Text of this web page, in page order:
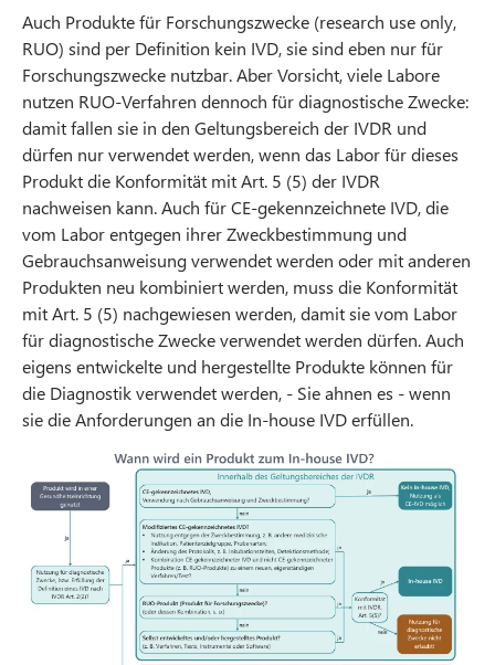
Auch Produkte für Forschungszwecke (research use only,
RUO) sind per Definition kein IVD, sie sind eben nur für
Forschungszwecke nutzbar. Aber Vorsicht, viele Labore
nutzen RUO-Verfahren dennoch für diagnostische Zwecke:
damit fallen sie in den Geltungsbereich der IVDR und
dürfen nur verwendet werden, wenn das Labor für dieses
Produkt die Konformität mit Art. 5 (5) der IVDR
nachweisen kann. Auch für CE-gekennzeichnete IVD, die
vom Labor entgegen ihrer Zweckbestimmung und
Gebrauchsanweisung verwendet werden oder mit anderen
Produkten neu kombiniert werden, muss die Konformität
mit Art. 5 (5) nachgewiesen werden, damit sie vom Labor
für diagnostische Zwecke verwendet werden dürfen. Auch
eigens entwickelte und hergestellte Produkte können für
die Diagnostik verwendet werden, - Sie ahnen es - wenn
sie die Anforderungen an die In-house IVD erfüllen.